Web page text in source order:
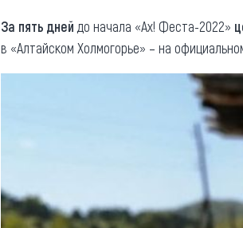
За пять дней до начала «Ах! Феста-2022»
в «Алтайском Холмогорье» – на